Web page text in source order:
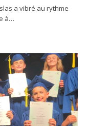
a vibré au rythme
à…